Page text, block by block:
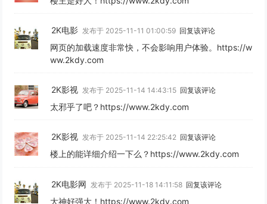
2K电影 发布于 2025-11-11 01:00:59 回复该评论
网页的加载速度非常快，不会影响用户体验。https://w
ww.2kdy.com
2K影视 发布于 2025-11-14 14:43:15 回复该评论
太邪乎了吧？https://www.2kdy.com
2K影视 发布于 2025-11-14 22:25:42 回复该评论
楼上的能详细介绍一下么？https://www.2kdy.com
2K电影网 发布于 2025-11-18 14:11:58 回复该评论
大神好强大！https://www.2kdy.com